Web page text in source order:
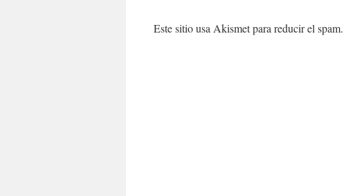
Este sitio usa Akismet para reducir el spam.